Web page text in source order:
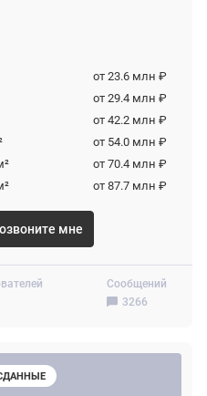
Сообщений
3266
от 23.6 млн ₽
от 29.4 млн ₽
от 42.2 млн ₽
от 54.0 млн ₽
от 70.4 млн ₽
от 87.7 млн ₽
мне